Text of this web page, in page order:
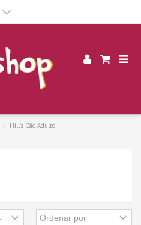
Hill's Cão Adulto